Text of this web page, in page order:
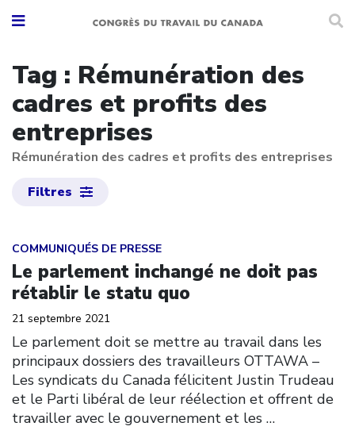
Tag : Rémunération des
cadres et profits des
entreprises
Rémunération des cadres et profits des entreprises
Filtres
COMMUNIQUÉS DE PRESSE
Le parlement inchangé ne doit pas
rétablir le statu quo
21 septembre 2021
Le parlement doit se mettre au travail dans les
principaux dossiers des travailleurs OTTAWA –
Les syndicats du Canada félicitent Justin Trudeau
et le Parti libéral de leur réélection et offrent de
travailler avec le gouvernement et les …
Click to open the link